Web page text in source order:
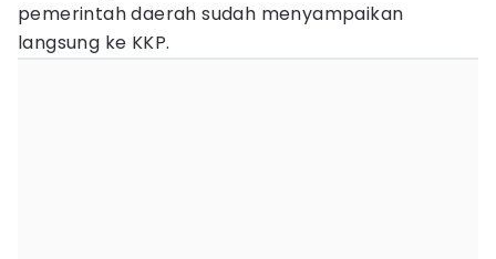
pemerintah daerah sudah menyampaikan
langsung ke KKP.